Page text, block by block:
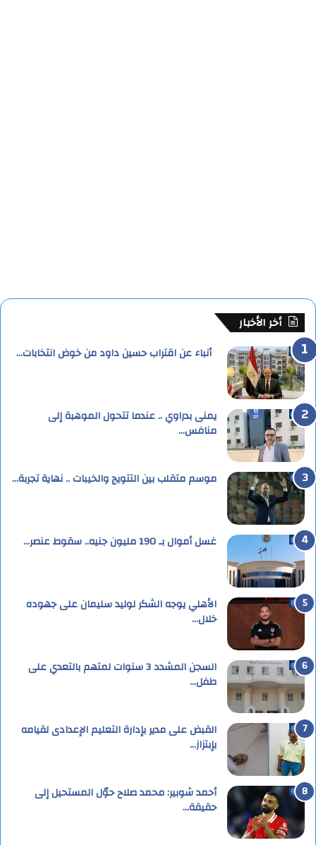
أخر الأخبار
أنباء عن اقتراب حسين داود من خوض انتخابات…
يمنى بدراوي .. عندما تتحول الموهبة إلى
منافس…
موسم متقلب بين التتويج والخيبات .. نهاية تجربة…
غسل أموال بـ 190 مليون جنيه.. سقوط عنصر…
الأهلي يوجه الشكر لوليد سليمان على جهوده
خلال…
السجن المشدد 3 سنوات لمتهم بالتعدي على
طفل…
القبض على مدير بإدارة التعليم الإعدادى لقيامه
بإبتزاز…
أحمد شوبير: محمد صلاح حوّل المستحيل إلى
حقيقة…